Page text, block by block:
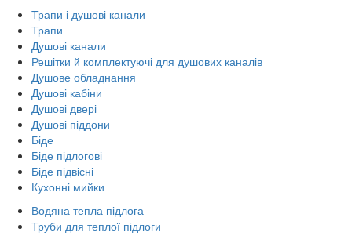
Трапи і душові канали
Трапи
Душові канали
Решітки й комплектуючі для душових каналів
Душове обладнання
Душові кабіни
Душові двері
Душові піддони
Біде
Біде підлогові
Біде підвісні
Кухонні мийки
Водяна тепла підлога
Труби для теплої підлоги